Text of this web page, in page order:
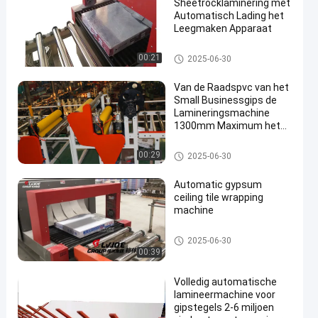
00:21
Sheetrocklaminering met
Automatisch Lading het
Leegmaken Apparaat
Volledig Automatische Lamin
eringsmachine
2025-06-30
00:29
Van de Raadspvc van het
Small Businessgips de
Lamineringsmachine
1300mm Maximum het
Volledig Automatische Lamin
eringsmachine
2025-06-30
00:39
Automatic gypsum
ceiling tile wrapping
machine
Volledig Automatische Lamin
eringsmachine
2025-06-30
Volledig automatische
lamineermachine voor
gipstegels 2-6 miljoen